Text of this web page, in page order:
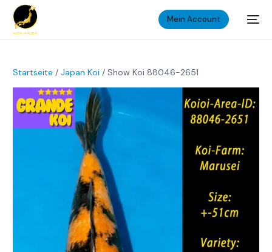
Mein Account
Startseite /Japan Koi / Show Koi 88046-2651